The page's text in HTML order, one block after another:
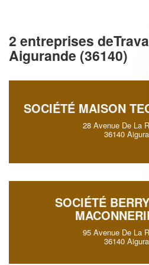
2 entreprises
Aigurande (36140)
SOCIÉTÉ MAISON
28 Avenue De La
36140
SOCIÉTÉ
95 Avenue De La
36140
Vous
vosmarges
nouveaux
En